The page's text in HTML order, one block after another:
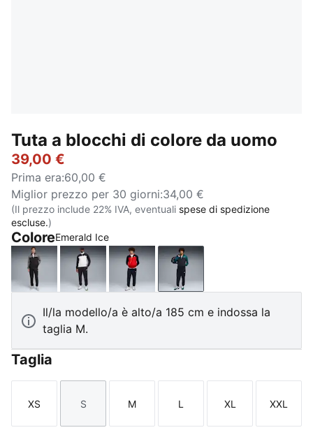
Tuta a blocchi di colore da uomo
39,00 €
Prima era:60,00 €
Miglior prezzo per 30 giorni:34,00 €
(Il prezzo include 22% IVA, eventuali spese di spedizione
escluse.)
ColoreEmerald Ice
PUMA BlackPUMA WhiteNew NavyEmerald Ice
Il/la modello/a è alto/a 185 cm e indossa la
taglia M.
Taglia
Taglia
XS
Taglia
S
Taglia
M
Taglia
L
Taglia
XL
Taglia
XXL